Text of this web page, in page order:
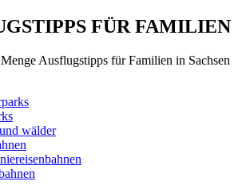
FÜR FAMILIEN
Ausflugstipps für Familien in Sachsen
wälder